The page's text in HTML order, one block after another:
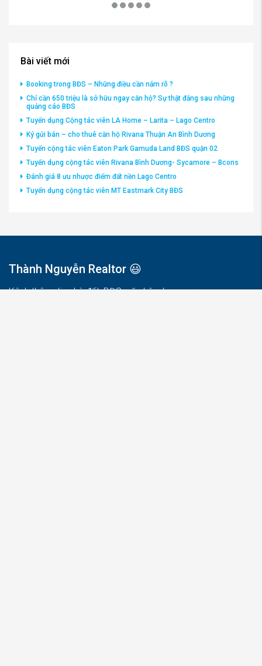
Bài viết mới
Booking trong BĐS – Những điều cần nắm rõ ?
Chỉ cần 650 triệu là sở hữu ngay căn hộ? Sự thật đằng sau những
quảng cáo BĐS
Tuyển dụng Cộng tác viên LA Home – Larita – Lago Centro
Ký gửi bán – cho thuê căn hộ Rivana Thuận An Bình Dương
Tuyển cộng tác viên Eaton Park Gamuda Land BĐS quận 02
Tuyển dụng cộng tác viên Rivana Bình Dương- Sycamore – Bcons
Đánh giá 8 ưu nhược điểm đất nền Lago Centro
Tuyển dụng cộng tác viên MT Eastmark City BĐS
Thành Nguyễn Realtor 😃
Kênh thông tin nhà đất, BĐS, căn hộ, chung cư